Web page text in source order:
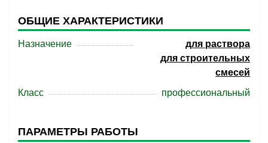
ОБЩИЕ ХАРАКТЕРИСТИКИ
Назначение
для раствора
для строительных
смесей
Класс
профессиональный
ПАРАМЕТРЫ РАБОТЫ